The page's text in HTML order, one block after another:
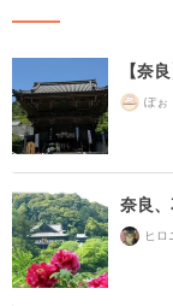
【奈
ぽぉ
奈良
ヒロ